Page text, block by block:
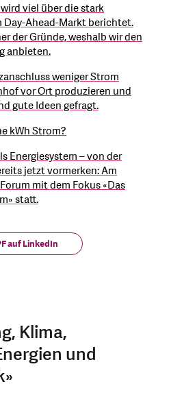
viel über die stark
Day-Ahead-Markt berichtet.
der Gründe, weshalb wir den
anbieten.
weniger Strom
vor Ort produzieren und
gute Ideen gefragt.
kWh Strom?
Energiesystem – von der
jetzt vormerken: Am
mit dem Fokus «Das
statt.
auf LinkedIn
Klima,
und